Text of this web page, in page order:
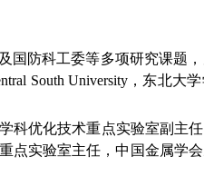
国防科工委等多项研究课题
South University，东北大
科优化技术重点实验室副主
点实验室主任，中国金属学